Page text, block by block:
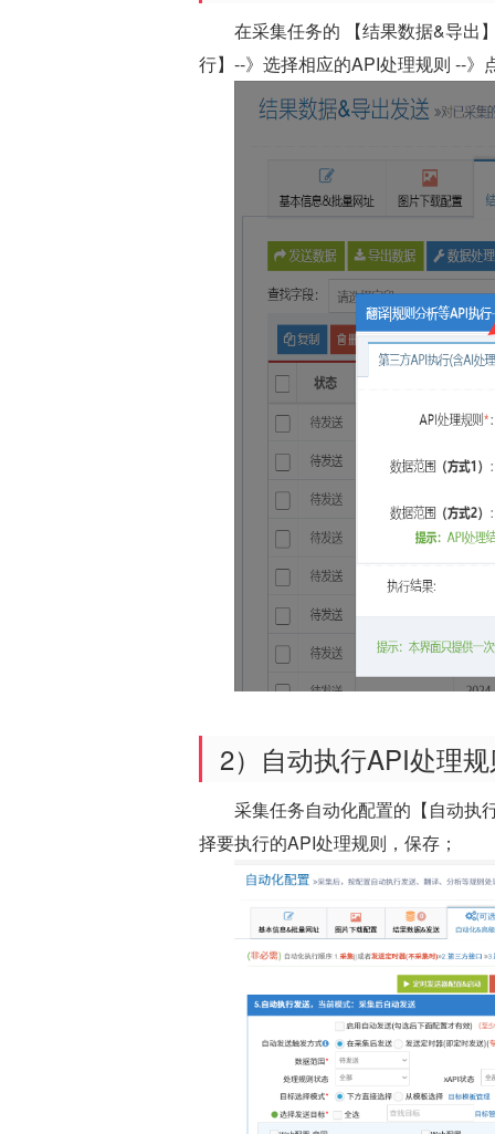
在采集任务的 【结果数据&导出
行】--》选择相应的API处理规则 --
2）自动执行API处理
采集任务自动化配置的【自动执
择要执行的API处理规则，保存；